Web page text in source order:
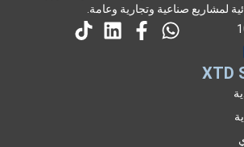
لمشاريع صناعية وتجارية وعامة.
XTD